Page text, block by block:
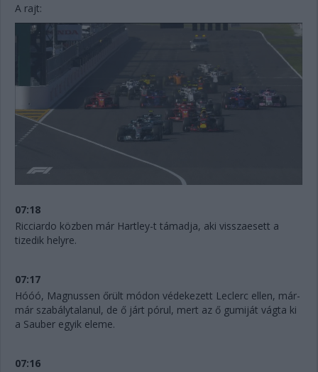
A rajt:
07:18
Ricciardo közben már Hartley-t támadja, aki visszaesett a
tizedik helyre.
07:17
Hóóó, Magnussen őrült módon védekezett Leclerc ellen, már-
már szabálytalanul, de ő járt pórul, mert az ő gumiját vágta ki
a Sauber egyik eleme.
07:16